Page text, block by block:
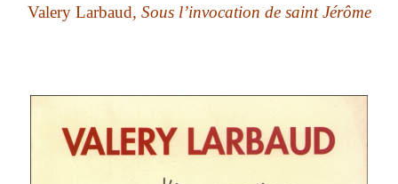
Valery Larbaud, Sous l’invocation de saint Jérôme